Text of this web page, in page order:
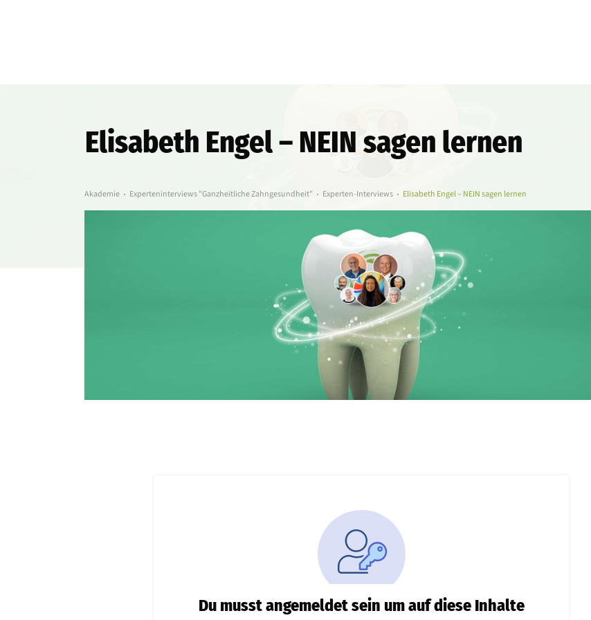
Elisabeth Engel – NEIN sagen lernen
Akademie Experteninterviews "Ganzheitliche Zahngesundheit" Experten-Interviews Elisabeth Engel – NEIN sagen lernen
Du musst angemeldet sein um auf diese Inhalte